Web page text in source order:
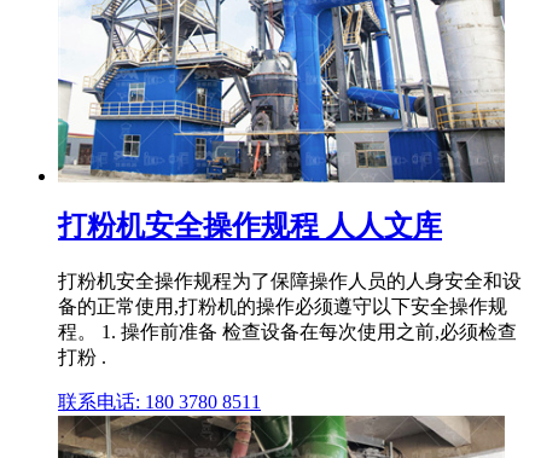
打粉机安全操作规程 人人文库
打粉机安全操作规程为了保障操作人员的人身安全和设
备的正常使用,打粉机的操作必须遵守以下安全操作规
程。 1. 操作前准备 检查设备在每次使用之前,必须检查
打粉 .
联系电话: 180 3780 8511